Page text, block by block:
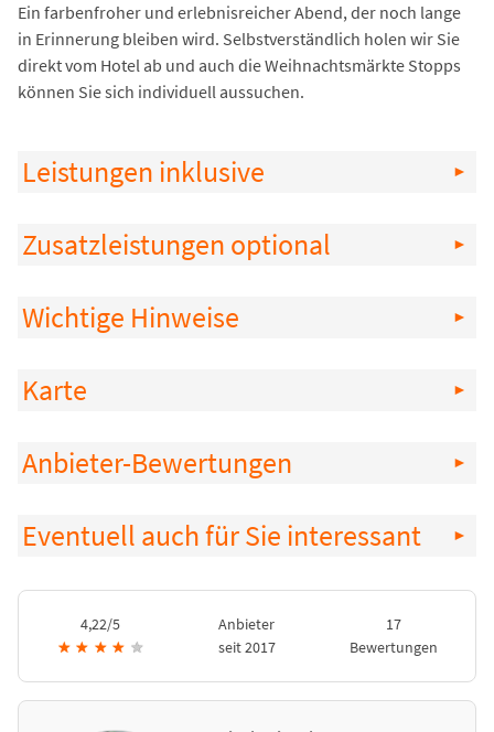
Ein farbenfroher und erlebnisreicher Abend, der noch lange
in Erinnerung bleiben wird. Selbstverständlich holen wir Sie
direkt vom Hotel ab und auch die Weihnachtsmärkte Stopps
können Sie sich individuell aussuchen.
Leistungen inklusive
Zusatzleistungen optional
Wichtige Hinweise
Karte
Anbieter-Bewertungen
Eventuell auch für Sie interessant
4,22/5
★ ★ ★ ★ ★
Anbieter
seit 2017
17
Bewertungen